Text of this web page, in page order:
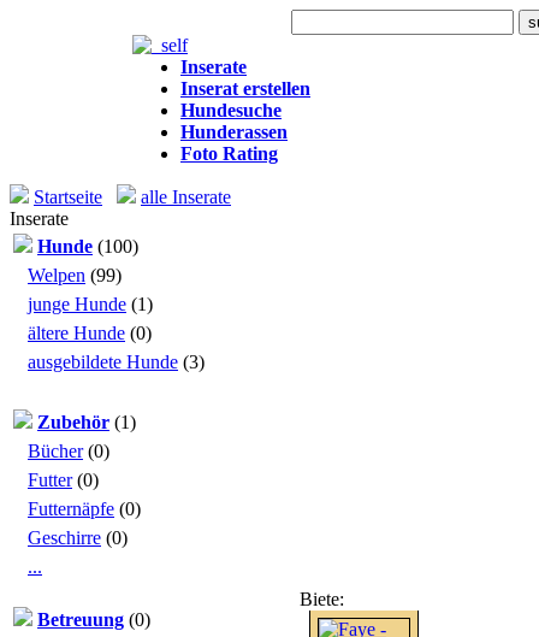
Inserate
Inserat erstellen
Hundesuche
Hunderassen
Foto Rating
Startseite
alle Inserate
Inserate
Hunde (100)
Welpen (99)
junge Hunde (1)
ältere Hunde (0)
ausgebildete Hunde (3)
Zubehör (1)
Bücher(0)
Futter(0)
Futternäpfe (0)
Geschirre (0)
...
Betreuung (0)
Biete: